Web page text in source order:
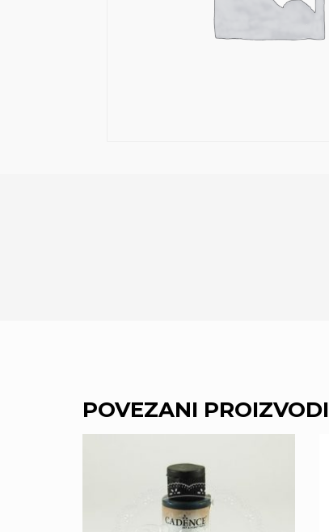
POVEZANI PROIZVODI